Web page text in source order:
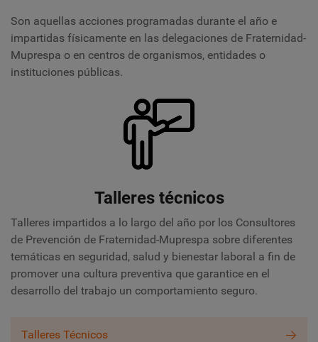
Son aquellas acciones programadas durante el año e
impartidas físicamente en las delegaciones de Fraternidad-
Muprespa o en centros de organismos, entidades o
instituciones públicas.
Talleres técnicos
Talleres impartidos a lo largo del año por los Consultores
de Prevención de Fraternidad-Muprespa sobre diferentes
temáticas en seguridad, salud y bienestar laboral a fin de
promover una cultura preventiva que garantice en el
desarrollo del trabajo un comportamiento seguro.
Talleres Técnicos